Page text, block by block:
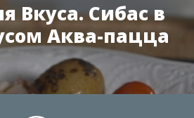
Вкуса. Сибас в
Аква-пацца